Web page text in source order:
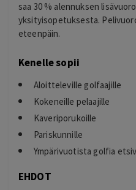
saa 30 % alennuksen
yksityisopetuksesta.
eteenpäin.
Kenelle sopii
Aloitteleville golfaajille
Kokeneille pelaajille
Kaveriporukoille
Pariskunnille
Ympärivuotista golfia
EHDOT